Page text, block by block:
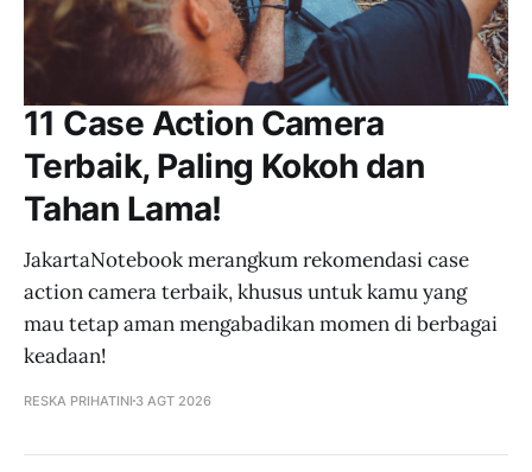
11 Case Action Camera
Terbaik, Paling Kokoh dan
Tahan Lama!
JakartaNotebook merangkum rekomendasi case
action camera terbaik, khusus untuk kamu yang
mau tetap aman mengabadikan momen di berbagai
keadaan!
RESKA PRIHATINI 3 AGT 2026